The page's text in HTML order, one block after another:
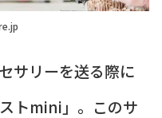
サリーを送る際に
トmini」。このサ